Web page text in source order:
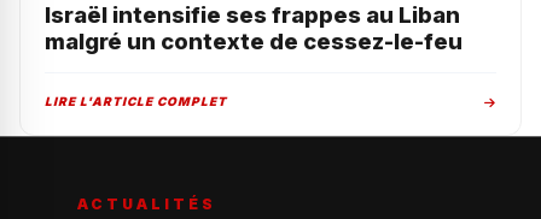
Israël intensifie ses frappes au Liban
malgré un contexte de cessez-le-feu
LIRE L'ARTICLE COMPLET
ACTUALITÉS